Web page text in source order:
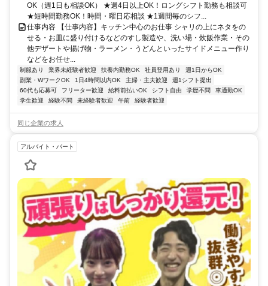
OK（週1日も相談OK） ★週4日以上OK！ロングシフト勤務も相談可
★短時間勤務OK！時間・曜日応相談 ★1週間毎のシフ...
仕事内容 【仕事内容】キッチン中心のお仕事 シャリの上にネタをの
せる・お皿に盛り付けるなどのすし製造や、洗い場・炊飯作業・その
他デザートや揚げ物・ラーメン・うどんといったサイドメニュー作り
などをお任せ...
制服あり 業界未経験者歓迎 扶養内勤務OK 社員登用あり
週1日からOK
副業・WワークOK
1日4時間以内OK 主婦・主夫歓迎
週1シフト提出
60代も応募可
フリーター歓迎 給料前払いOK シフト自由 学歴不問
車通勤OK
学生歓迎
経験不問 未経験者歓迎 午前 経験者歓迎
同じ企業の求人
アルバイト・パート